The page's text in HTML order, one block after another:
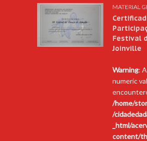
MATERIAL
Festival
Joinville
Warning:
numeric
/home/
/
_html/
content/